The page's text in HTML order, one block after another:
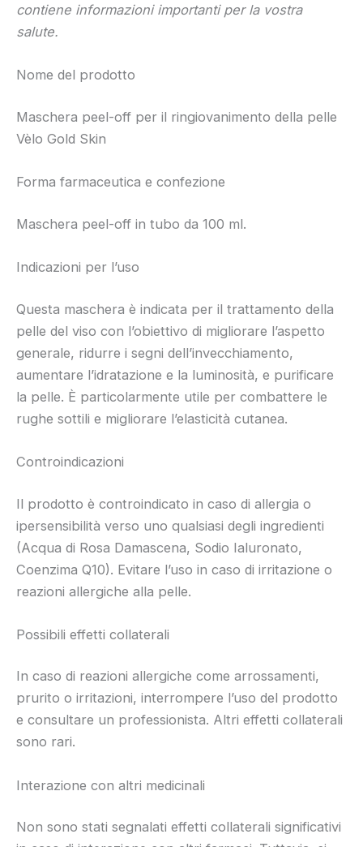
contiene informazioni importanti per la vostra
salute.
Nome del prodotto
Maschera peel-off per il ringiovanimento della pelle
Vèlo Gold Skin
Forma farmaceutica e confezione
Maschera peel-off in tubo da 100 ml.
Indicazioni per l’uso
Questa maschera è indicata per il trattamento della
pelle del viso con l’obiettivo di migliorare l’aspetto
generale, ridurre i segni dell’invecchiamento,
aumentare l’idratazione e la luminosità, e purificare
la pelle. È particolarmente utile per combattere le
rughe sottili e migliorare l’elasticità cutanea.
Controindicazioni
Il prodotto è controindicato in caso di allergia o
ipersensibilità verso uno qualsiasi degli ingredienti
(Acqua di Rosa Damascena, Sodio Ialuronato,
Coenzima Q10). Evitare l’uso in caso di irritazione o
reazioni allergiche alla pelle.
Possibili effetti collaterali
In caso di reazioni allergiche come arrossamenti,
prurito o irritazioni, interrompere l’uso del prodotto
e consultare un professionista. Altri effetti collaterali
sono rari.
Interazione con altri medicinali
Non sono stati segnalati effetti collaterali significativi